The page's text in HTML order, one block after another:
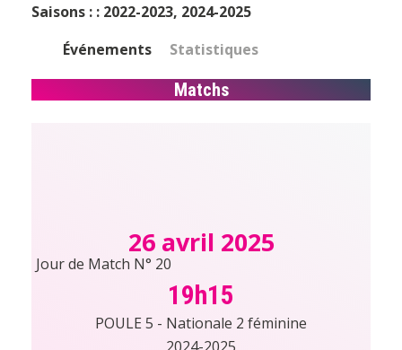
Saisons : : 2022-2023, 2024-2025
Événements
Statistiques
Matchs
26 avril 2025
Jour de Match N° 20
19h15
POULE 5 - Nationale 2 féminine